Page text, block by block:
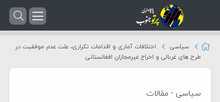
سیاسی
اختلافات آماری و اقدامات تکراری، علت عدم موفقیت در
طرح های غربالی و اخراج غیرمجازان افغانستانی
سیاسی - مقالات